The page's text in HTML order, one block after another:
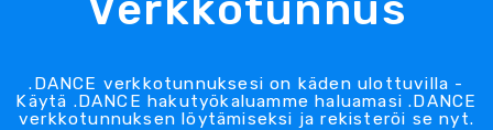
.DANCE verkkotunnuksesi on käden ulottuvilla -
Käytä .DANCE hakutyökaluamme haluamasi .DANCE
verkkotunnuksen löytämiseksi ja rekisteröi se nyt.